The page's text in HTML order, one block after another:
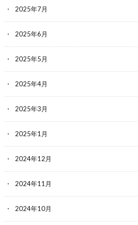
2025年7月
2025年6月
2025年5月
2025年4月
2025年3月
2025年1月
2024年12月
2024年11月
2024年10月